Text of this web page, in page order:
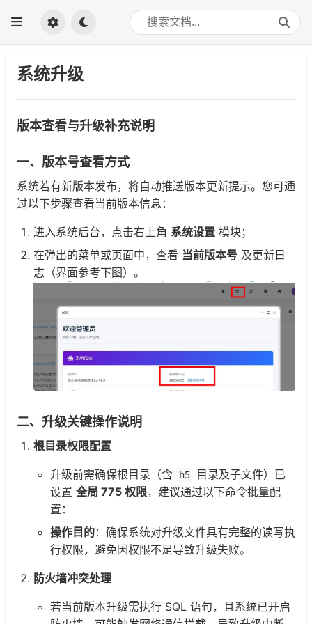
系统升级
版本查看与升级补充说明
一、版本号查看方式
系统若有新版本发布，将自动推送版本更新提示。您可通
过以下步骤查看当前版本信息：
进入系统后台，点击右上角 系统设置 模块；
在弹出的菜单或页面中，查看 当前版本号 及更新日
志（界面参考下图）。
二、升级关键操作说明
根目录权限配置
升级前需确保根目录（含 h5
目录及子文件）已
设置 全局 775 权限，建议通过以下命令批量配
置：
操作目的：确保系统对升级文件具有完整的读写执
行权限，避免因权限不足导致升级失败。
防火墙冲突处理
若当前版本升级需执行 SQL 语句，且系统已开启